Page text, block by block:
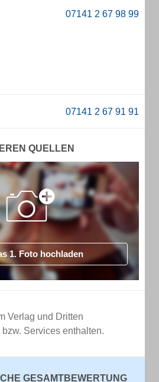
QUELLEN
1. Foto hochladen
Verlag und Dritten
Services enthalten.
GESAMTBEWERTUNG